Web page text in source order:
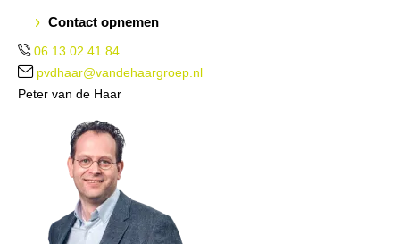
Contact opnemen
06 13 02 41 84
pvdhaar@vandehaargroep.nl
Peter van de Haar